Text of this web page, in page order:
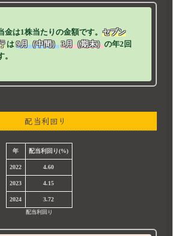
金は1株当たりの金額です。セブン
は9月（中間） 3月（期末）の年2回
。
配当利回り
年 配当利回り(%)
2022 4.60
2023 4.15
2024 3.72
配当利回り